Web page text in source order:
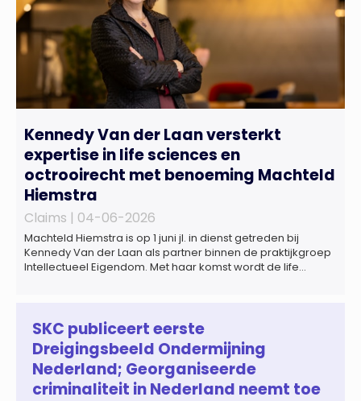
Kennedy Van der Laan versterkt
expertise in life sciences en
octrooirecht met benoeming Machteld
Hiemstra
Claims | 04-06-2026
Machteld Hiemstra is op 1 juni jl. in dienst getreden bij
Kennedy Van der Laan als partner binnen de praktijkgroep
Intellectueel Eigendom. Met haar komst wordt de life
regelgeving relevant voor de life sciences sector en de […]
SKC publiceert eerste
Dreigingsbeeld Ondermijning
Nederland; Georganiseerde
criminaliteit in Nederland neemt toe